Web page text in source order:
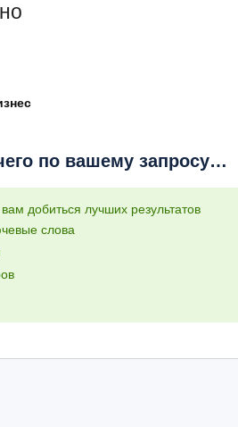
по вашему запросу…
добиться лучших результатов
слова